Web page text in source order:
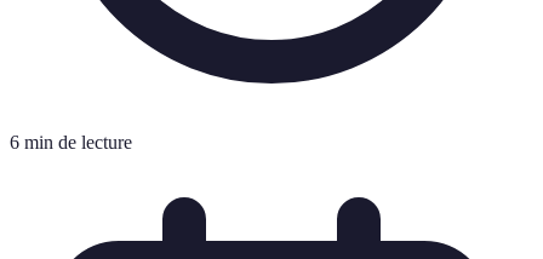
6 min de lecture